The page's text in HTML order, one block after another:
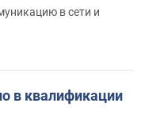
в сети и
в квалификации